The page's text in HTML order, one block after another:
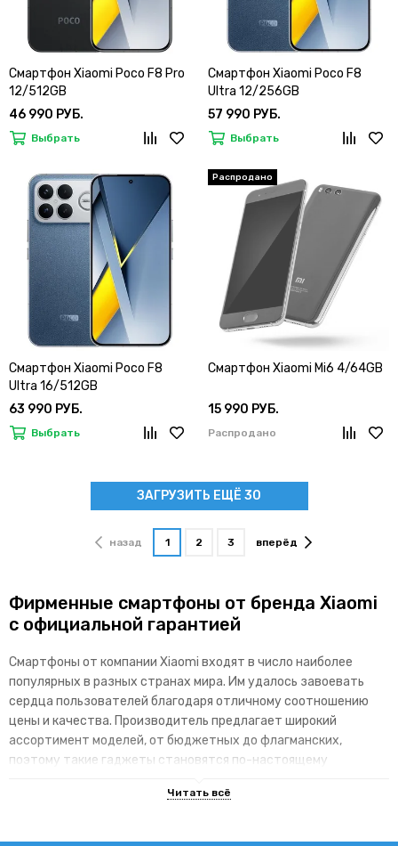
Смартфон Xiaomi Poco F8 Pro
12/512GB
46 990 РУБ.
Выбрать
Смартфон Xiaomi Poco F8
Ultra 12/256GB
57 990 РУБ.
Выбрать
Смартфон Xiaomi Poco F8
Ultra 16/512GB
63 990 РУБ.
Выбрать
Смартфон Xiaomi Mi6 4/64GB
15 990 РУБ.
Распродано
ЗАГРУЗИТЬ ЕЩЁ 30
назад 1 2 3 вперёд
Фирменные смартфоны от бренда Xiaomi
с официальной гарантией
Смартфоны от компании Xiaomi входят в число наиболее
популярных в разных странах мира. Им удалось завоевать
сердца пользователей благодаря отличному соотношению
цены и качества. Производитель предлагает широкий
ассортимент моделей, от бюджетных до флагманских,
поэтому такие гаджеты становятся по-настоящему
линейки гаджетов